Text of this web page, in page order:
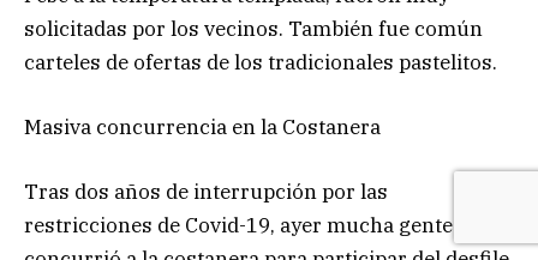
solicitadas por los vecinos. También fue común
carteles de ofertas de los tradicionales pastelitos.
Masiva concurrencia en la Costanera
Tras dos años de interrupción por las
restricciones de Covid-19, ayer mucha gente